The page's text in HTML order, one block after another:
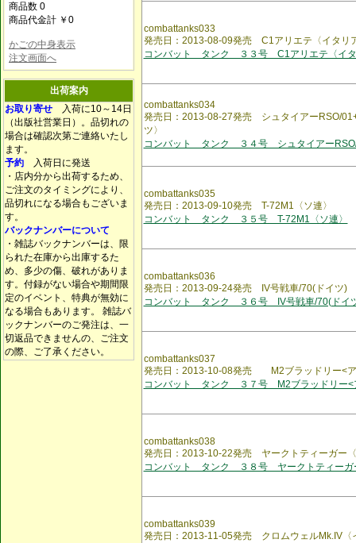
商品数 0
商品代金計 ￥0
かごの中身表示
注文画面へ
出荷案内
お取り寄せ 入荷に10～14日
（出版社営業日）。品切れの
場合は確認次第ご連絡いたし
ます。
予約 入荷日に発送
・店内分から出荷するため、
ご注文のタイミングにより、
品切れになる場合もございま
す。
バックナンバーについて
・雑誌バックナンバーは、限
られた在庫から出庫するた
め、多少の傷、破れがありま
す。付録がない場合や期間限
定のイベント、特典が無効に
なる場合もあります。 雑誌バ
ックナンバーのご発注は、一
切返品できませんの、ご注文
の際、ご了承ください。
combattanks033
発売日：2013-08-09発売 C1アリエテ〈イタリ
コンバット タンク ３３号 C1アリエテ〈イ
combattanks034
発売日：2013-08-27発売 シュタイアーRSO/
ツ〉
コンバット タンク ３４号 シュタイアー
combattanks035
発売日：2013-09-10発売 T-72M1〈ソ連〉
コンバット タンク ３５号 T-72M1〈ソ連〉
combattanks036
発売日：2013-09-24発売 IV号戦車/70(ドイツ)
コンバット タンク ３６号 IV号戦車/70(ドイ
combattanks037
発売日：2013-10-08発売 M2ブラッドリー<ア
コンバット タンク ３７号 M2ブラッドリー<
combattanks038
発売日：2013-10-22発売 ヤークトティーガー
コンバット タンク ３８号 ヤークトティーガ
combattanks039
発売日：2013-11-05発売 クロムウェルMk.IV〈